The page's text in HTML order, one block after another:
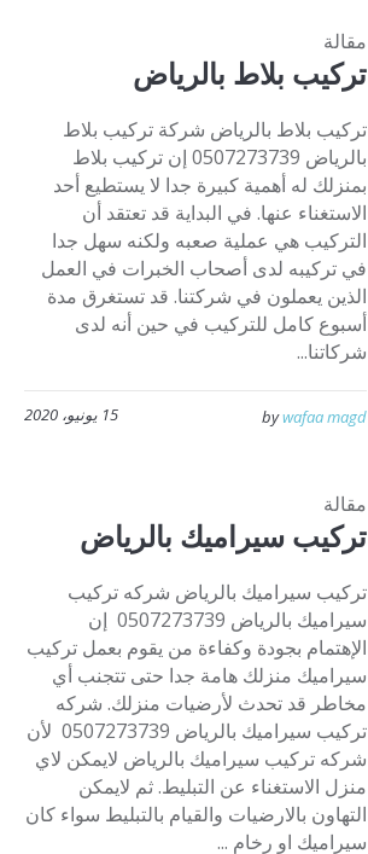
مقالة
تركيب بلاط بالرياض
تركيب بلاط بالرياض شركة تركيب بلاط
بالرياض 0507273739 إن تركيب بلاط
بمنزلك له أهمية كبيرة جدا لا يستطيع أحد
الاستغناء عنها. في البداية قد تعتقد أن
التركيب هي عملية صعبه ولكنه سهل جدا
في تركيبه لدى أصحاب الخبرات في العمل
الذين يعملون في شركتنا. قد تستغرق مدة
أسبوع كامل للتركيب في حين أنه لدى
شركاتنا...
15 يونيو، 2020 bywafaa magd
مقالة
تركيب سيراميك بالرياض
تركيب سيراميك بالرياض شركه تركيب
سيراميك بالرياض 0507273739 إن
الإهتمام بجودة وكفاءة من يقوم بعمل تركيب
سيراميك منزلك هامة جدا حتى تتجنب أي
مخاطر قد تحدث لأرضيات منزلك. شركه
تركيب سيراميك بالرياض 0507273739 لأن
شركه تركيب سيراميك بالرياض لايمكن لاي
منزل الاستغناء عن التبليط. ثم لايمكن
التهاون بالارضيات والقيام بالتبليط سواء كان
سيراميك او رخام ...